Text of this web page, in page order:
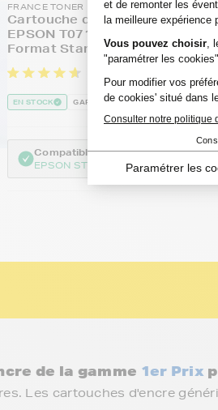
FRANCE TONER
Cartouche d'encre compatible
EPSON T0714 Série Guépard
Format Standard
EN STOCK GARANTIE 2 ANS
Compatible :
EPSON STYLUS SX 100
de la gamme 1er Prix
Les cartouches d'encre